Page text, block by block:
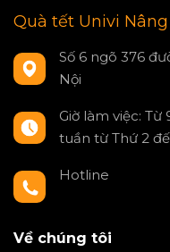
Quà tết Univi
Số 6 ngõ 376
Nội
Giờ làm việc:
tuần từ Thứ 2
Hotline
Về chúng tôi